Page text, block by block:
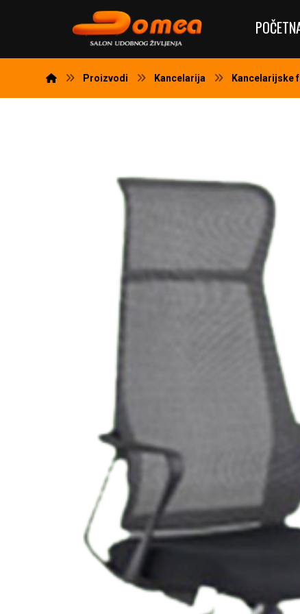
Proizvodi Kancelarija Kancelarijske